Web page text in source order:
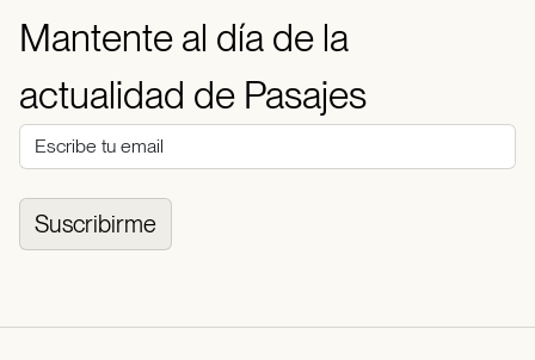
Mantente al día de la
actualidad de Pasajes
Suscribirme